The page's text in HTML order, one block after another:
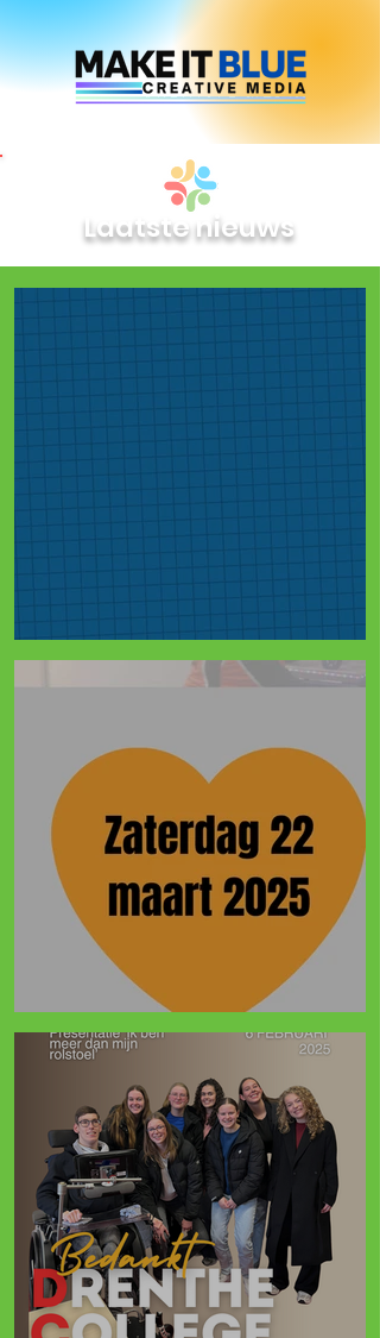
Laatste nieuws
Waar gaan de donaties heen?
VEINEdagen 2025